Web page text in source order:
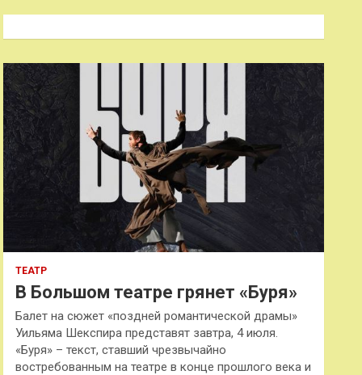
к
ТЕАТР
В Большом театре грянет «Буря»
Балет на сюжет «поздней романтической драмы»
Уильяма Шекспира представят завтра, 4 июля.
«Буря» – текст, ставший чрезвычайно
востребованным на театре в конце прошлого века и